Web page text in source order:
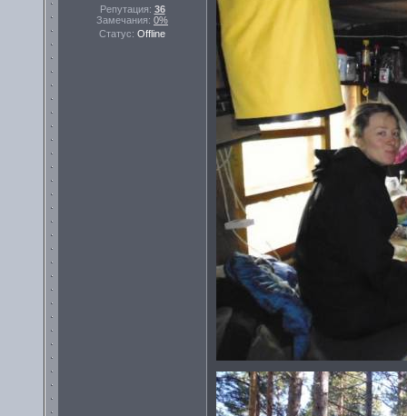
Репутация: 36
Замечания: 0%
Статус: Offline